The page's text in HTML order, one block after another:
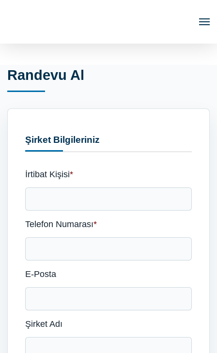
Randevu Al
Şirket Bilgileriniz
İrtibat Kişisi*
Telefon Numarası*
E-Posta
Şirket Adı